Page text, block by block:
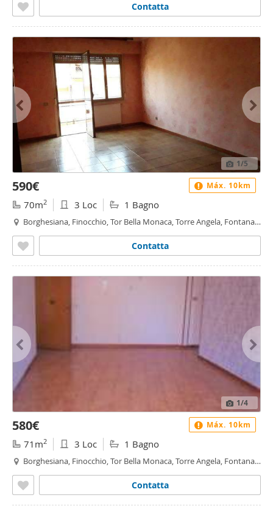
Contatta
1/5
590€
70m2 3 Loc 1 Bagno
Borghesiana, Finocchio, Tor Bella Monaca, Torre Angela, Fontana
Contatta
Máx. 10km
1/4
580€
71m2 3 Loc 1 Bagno
Borghesiana, Finocchio, Tor Bella Monaca, Torre Angela, Fontana
Contatta
Máx. 10km